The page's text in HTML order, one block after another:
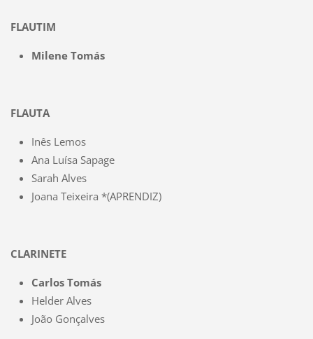
FLAUTIM
Milene Tomás
FLAUTA
Inês Lemos
Ana Luísa Sapage
Sarah Alves
Joana Teixeira *(APRENDIZ)
CLARINETE
Carlos Tomás
Helder Alves
João Gonçalves